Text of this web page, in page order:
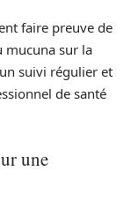
faire preuve de
mucuna sur la
suivi régulier et
de santé
une